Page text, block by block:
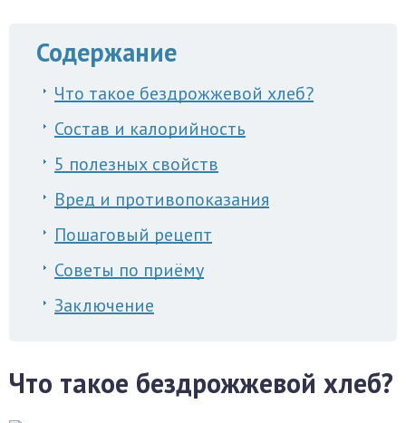
Содержание
Что такое бездрожжевой хлеб?
Состав и калорийность
5 полезных свойств
Вред и противопоказания
Пошаговый рецепт
Советы по приёму
Заключение
Что такое бездрожжевой хлеб?